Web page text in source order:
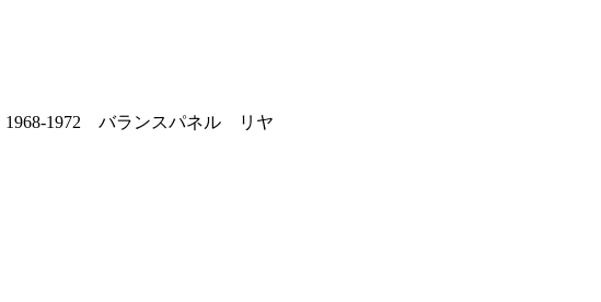
1972 バランスパネル リヤ